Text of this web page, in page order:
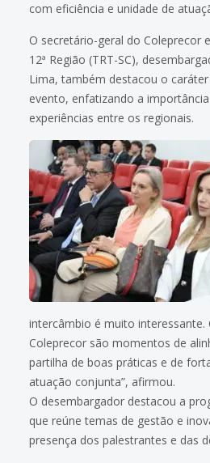
com eficiência e unidade de
O secretário-geral do Coleprecor
12ª Região (TRT-SC),
Lima, também destacou o
evento, enfatizando a
experiências entre os regionais.
intercâmbio é muito interessante.
Coleprecor são momentos de
partilha de boas práticas e de
atuação conjunta”, afirmou.
O desembargador destacou a
que reúne temas de gestão e
presença dos palestrantes e das